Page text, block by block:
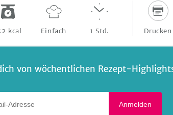
kcal Einfach 1 Std. Drucken
von wöchentlichen Rezept-
Anmelden